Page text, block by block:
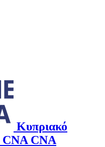
Κυπριακό
CNA CNA